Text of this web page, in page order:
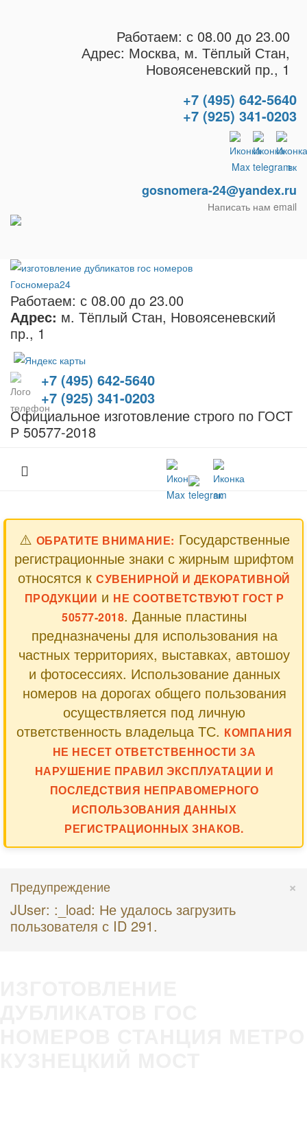
Работаем: с 08.00 до 23.00
Адрес: Москва, м. Тёплый Стан,
Новоясеневский пр., 1
+7 (495) 642-5640
+7 (925) 341-0203
gosnomera-24@yandex.ru
Написать нам email
Работаем: с 08.00 до 23.00
Адрес: м. Тёплый Стан, Новоясеневский
пр., 1
+7 (495) 642-5640
+7 (925) 341-0203
Официальное изготовление строго по ГОСТ
Р 50577-2018
⚠️ ОБРАТИТЕ ВНИМАНИЕ: Государственные
регистрационные знаки с жирным шрифтом
относятся кСУВЕНИРНОЙ И ДЕКОРАТИВНОЙ
ПРОДУКЦИИ и НЕ СООТВЕТСТВУЮТ ГОСТ Р
50577-2018. Данные пластины
предназначены для использования на
частных территориях, выставках, автошоу
и фотосессиях. Использование данных
номеров на дорогах общего пользования
осуществляется под личную
ответственность владельца ТС. КОМПАНИЯ
НЕ НЕСЕТ ОТВЕТСТВЕННОСТИ ЗА
НАРУШЕНИЕ ПРАВИЛ ЭКСПЛУАТАЦИИ И
ПОСЛЕДСТВИЯ НЕПРАВОМЕРНОГО
ИСПОЛЬЗОВАНИЯ ДАННЫХ
РЕГИСТРАЦИОННЫХ ЗНАКОВ.
×
Предупреждение
JUser: :_load: Не удалось загрузить
пользователя с ID 291.